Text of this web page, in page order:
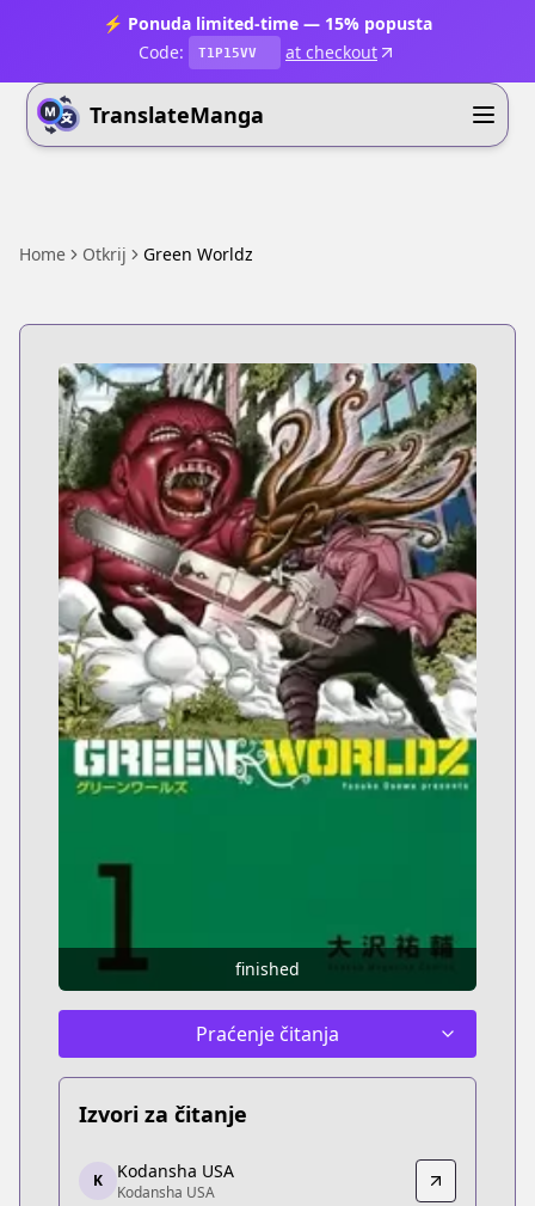
⚡ Ponuda limited-time — 15% popusta
Code:
T1P15VV at checkout
TranslateManga
Home Otkrij Green Worldz
finished
Praćenje čitanja
Izvori za čitanje
Kodansha USA
Kodansha USA
K Kodansha USA
Kodansha USA